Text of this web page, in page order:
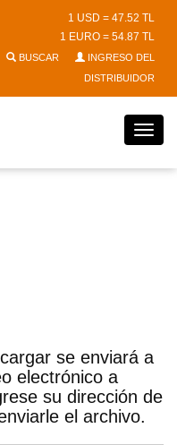
1 USD = 47.52 TL
1 EURO = 54.87 TL
BUSCAR
INGRESO DEL
DISTRIBUIDOR
se enviará a
electrónico a
su dirección de
el archivo.